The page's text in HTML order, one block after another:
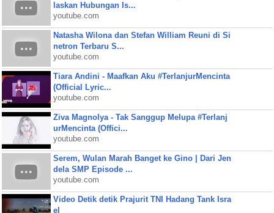
laskan Hubungan Is...
youtube.com
Natasha Wilona dan Stefan William Reuni di Si
netron Terbaru S...
youtube.com
Tiara Andini - Maafkan Aku #TerlanjurMencinta
(Official Lyric...
youtube.com
Ziva Magnolya - Tak Sanggup Melupa #Terlanj
urMencinta (Offici...
youtube.com
Serem, Wulan Marah Banget ke Gino | Dari Jen
dela SMP Episode ...
youtube.com
Video Detik detik Prajurit TNI Hadang Tank Isra
el